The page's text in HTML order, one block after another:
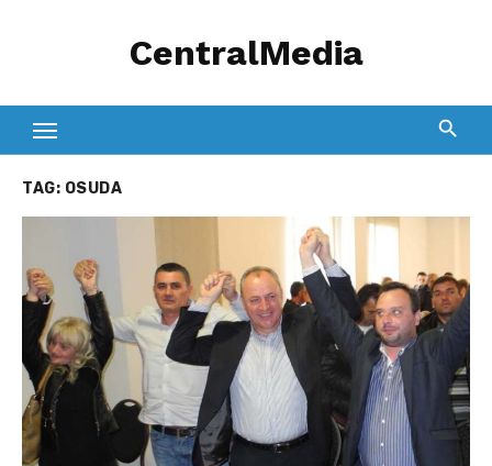
CentralMedia
TAG: OSUDA